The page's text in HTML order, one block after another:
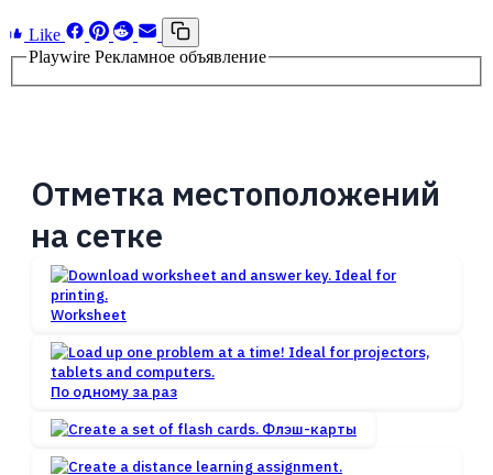
Like
Playwire Рекламное объявление
Отметка местоположений
на сетке
Worksheet
По одному за раз
Флэш-карты